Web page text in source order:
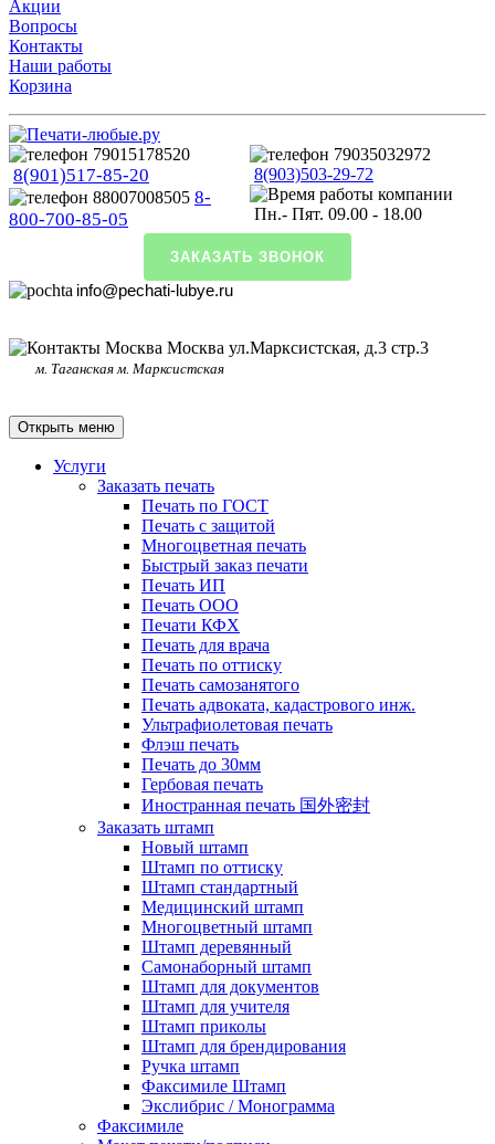
Акции
Вопросы
Контакты
Наши работы
Корзина
8(901)517-85-20
8-
800-700-85-05
8(903)503-29-72
Пн.- Пят. 09.00 - 18.00
ЗАКАЗАТЬ ЗВОНОК
info@pechati-lubye.ru
Москва ул.Марксистская, д.3 стр.3
м. Таганская м. Марксистская
Открыть меню
Услуги
Заказать печать
Печать по ГОСТ
Печать с защитой
Многоцветная печать
Быстрый заказ печати
Печать ИП
Печать ООО
Печати КФХ
Печать для врача
Печать по оттиску
Печать самозанятого
Печать адвоката, кадастрового инж.
Ультрафиолетовая печать
Флэш печать
Печать до 30мм
Гербовая печать
Иностранная печать 国外密封
Заказать штамп
Новый штамп
Штамп по оттиску
Штамп стандартный
Медицинский штамп
Многоцветный штамп
Штамп деревянный
Самонаборный штамп
Штамп для документов
Штамп для учителя
Штамп приколы
Штамп для брендирования
Ручка штамп
Факсимиле Штамп
Экслибрис / Монограмма
Факсимиле